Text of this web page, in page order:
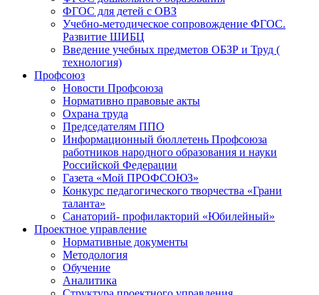
ФГОС для детей с ОВЗ
Учебно-методическое сопровождение ФГОС.
Развитие ШИБЦ
Введение учебных предметов ОБЗР и Труд (
технология)
Профсоюз
Новости Профсоюза
Нормативно правовые акты
Охрана труда
Председателям ППО
Информационный бюллетень Профсоюза
работников народного образования и науки
Российской Федерации
Газета «Мой ПРОФСОЮЗ»
Конкурс педагогического творчества «Грани
таланта»
Санаторий- профилакторий «Юбилейный»
Проектное управление
Нормативные документы
Методология
Обучение
Аналитика